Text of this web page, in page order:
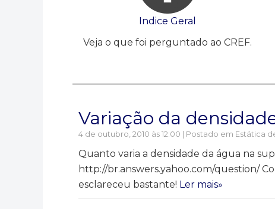
Indice Geral
Veja o que foi perguntado ao CREF.
Variação da
4 de outubro, 2010 às 12:00 | Postado em Estática
Quanto varia a densidade da água na
http://br.answers.yahoo.com/question/
esclareceu bastante! Ler mais»